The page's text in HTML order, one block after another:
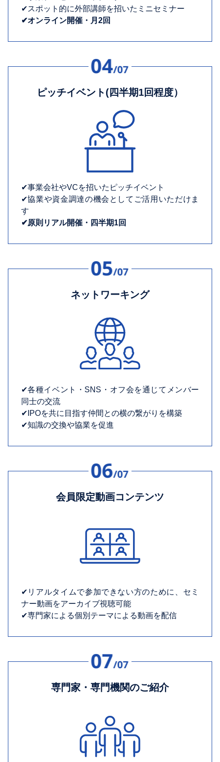
✔︎スポット的に外部講師を招いたミニセミナー
✔︎オンライン開催・月2回
ピッチイベント(四半期1回程度）
✔︎事業会社やVCを招いたピッチイベント
✔︎協業や資金調達の機会としてご活用いただけま
す
✔︎原則リアル開催・四半期1回
ネットワーキング
✔︎各種イベント・SNS・オフ会を通じてメンバー
同士の交流
✔︎IPOを共に目指す仲間との横の繋がりを構築
✔︎知識の交換や協業を促進
会員限定動画コンテンツ
✔︎リアルタイムで参加できない方のために、セミ
ナー動画をアーカイブ視聴可能
✔︎専門家による個別テーマによる動画を配信
専門家・専門機関のご紹介